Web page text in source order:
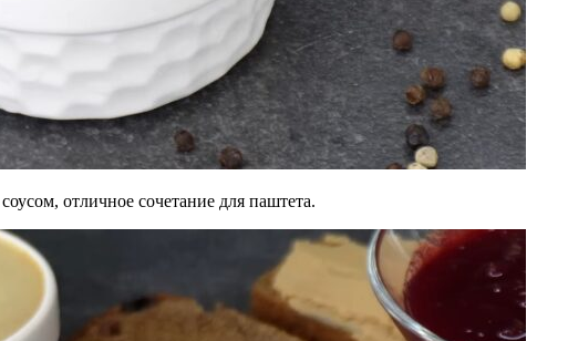
отличное сочетание для паштета.